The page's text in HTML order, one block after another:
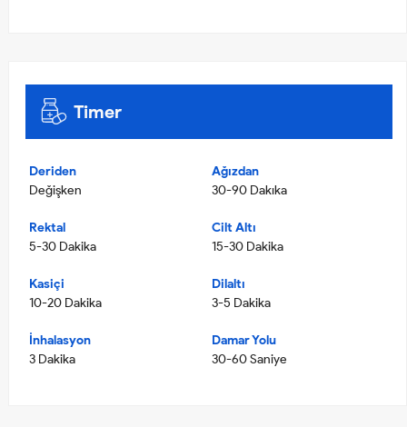
Timer
Deriden
Değişken
Ağızdan
30-90 Dakıka
Rektal
5-30 Dakika
Cilt Altı
15-30 Dakika
Kasiçi
10-20 Dakika
Dilaltı
3-5 Dakika
İnhalasyon
3 Dakika
Damar Yolu
30-60 Saniye